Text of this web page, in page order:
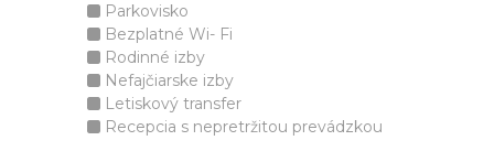
Parkovisko
Bezplatné Wi- Fi
Rodinné izby
Nefajčiarske izby
Letiskový transfer
Recepcia s nepretržitou prevádzkou